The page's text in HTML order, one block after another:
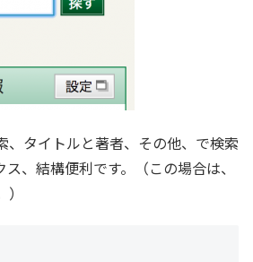
、タイトルと著者、その他、で検索
、結構便利です。（この場合は、